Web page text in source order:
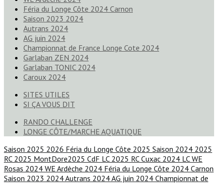
Féria du Longe Côte 2024 Carnon
Saison 2023 2024
Autrans 2024
AG juin 2024
Championnat de France Longe Cote 2024
Garlaban ZEN 2024
Garlaban TONIC 2024
Caroux 2024
SITES UTILES
SI ÇA VOUS DIT
RANDO CHALLENGE
LONGE CÔTE/MARCHE AQUATIQUE
Saison 2025 2026 Féria du Longe Côte 2025 Saison 2024 2025
RC 2025 MontDore2025 CdF LC 2025 RC Cuxac 2024 LC WE
Rosas 2024 WE Ardèche 2024 Féria du Longe Côte 2024 Carnon
Saison 2023 2024Autrans 2024AG juin 2024 Championnat de